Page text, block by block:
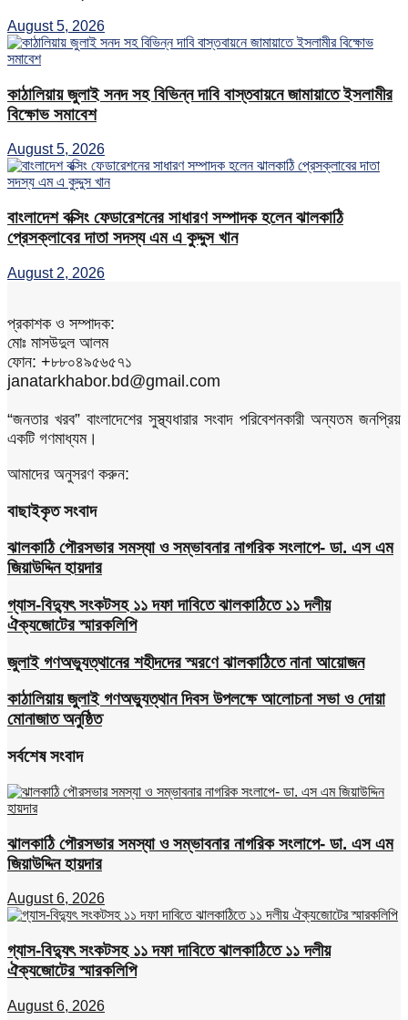
August 5, 2026
কাঠালিয়ায় জুলাই সনদ সহ বিভিন্ন দাবি বাস্তবায়নে জামায়াতে ইসলামীর
বিক্ষোভ সমাবেশ
August 5, 2026
বাংলাদেশ বক্সিং ফেডারেশনের সাধারণ সম্পাদক হলেন ঝালকাঠি
প্রেসক্লাবের দাতা সদস্য এম এ কুদ্দুস খান
August 2, 2026
প্রকাশক ও সম্পাদক:
মোঃ মাসউদুল আলম
ফোন: +৮৮০৪৯৫৬৫৭১
janatarkhabor.bd@gmail.com
“জনতার খরব” বাংলাদেশের সুস্থ্যধারার সংবাদ পরিবেশনকারী অন্যতম জনপ্রিয়
একটি গণমাধ্যম।
আমাদের অনুসরণ করুন:
বাছাইকৃত সংবাদ
ঝালকাঠি পৌরসভার সমস্যা ও সম্ভাবনার নাগরিক সংলাপে- ডা. এস এম
জিয়াউদ্দিন হায়দার
গ্যাস-বিদ্যুৎ সংকটসহ ১১ দফা দাবিতে ঝালকাঠিতে ১১ দলীয়
ঐক্যজোটের স্মারকলিপি
জুলাই গণঅভ্যুত্থানের শহীদদের স্মরণে ঝালকাঠিতে নানা আয়োজন
কাঠালিয়ায় জুলাই গণঅভ্যুত্থান দিবস উপলক্ষে আলোচনা সভা ও দোয়া
মোনাজাত অনুষ্ঠিত
সর্বশেষ সংবাদ
ঝালকাঠি পৌরসভার সমস্যা ও সম্ভাবনার নাগরিক সংলাপে- ডা. এস এম
জিয়াউদ্দিন হায়দার
August 6, 2026
গ্যাস-বিদ্যুৎ সংকটসহ ১১ দফা দাবিতে ঝালকাঠিতে ১১ দলীয়
ঐক্যজোটের স্মারকলিপি
August 6, 2026